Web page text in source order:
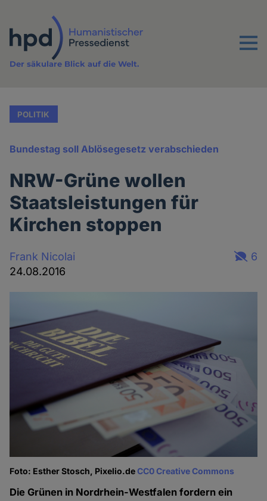
Inhalt
Menu
Der säkulare Blick auf die Welt.
POLITIK
Bundestag soll Ablösegesetz verabschieden
NRW-Grüne wollen
Staatsleistungen für
Kirchen stoppen
Frank Nicolai
24.08.2016
6
Foto: Esther Stosch, Pixelio.deCC0 Creative Commons
Die Grünen in Nordrhein-Westfalen fordern ein